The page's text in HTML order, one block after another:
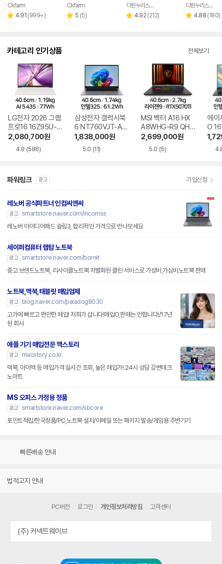
페이
Ckfarm
별 4.91 리
(999+)
Ckfarm
별 5 리
(5)
페이
다원누리스토어
별 4.92 리
(212)
다원누리스토어
별 4.88 리
(180)
카테고리 인기상품 전체보기
LG전자 2026 그램
프로16 16Z95U-G
S5WK
2,080,700원
4.9 (586)
삼성전자 갤럭시북
6 NT760VJT-A51
A
1,838,000원
5.0 (11)
MSI 벡터 A16 HX
A8WHG-R9 QHD
+
2,699,000원
5.0 (5)
에이
O
1-
파워링크 광고 가입신청
레노버 공식파트너 인컴씨앤씨
광고 smartstore.naver.com/incomss
레노버 아이디어패드 슬림3, 합리적인 가격으로 만나보세요
세이퍼컴퓨터 랩탑 노트북
광고 smartstore.naver.com/bornit
중고 브랜드노트북, 리사이클노트북 차별화된 클린 서비스로 가성비,가심비노트북 판매
노트북,맥북,태블릿 매입업체
광고
blog.naver.com/paladog8030
고가에 빠르고 편안한 매입! 저희가 삽니다!매입O,판매는 안합니다!/17년
된 회사
애플 기기 매입전문 맥스토리
광고
macstory.co.kr
맥북, 아이맥 등 매입가격 실시간 조회, 높은 매입가! 24시 상담 강변테크
노마트
MS 오피스 가정용 정품
광고 smartstore.naver.com/sbcore
포인트적립/한국정품/PC,노트북 설치/이메일 또는 패키지 발송/게임용 주변기기
빠른배송 안내
법적고지 안내
PC버전 로그인 개인정보처리방침 고객센터
(주) 커넥트웨이브